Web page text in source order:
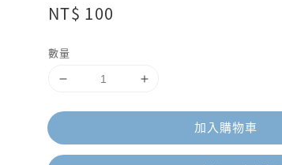
Regular
NT$ 100
數量
加入購物車